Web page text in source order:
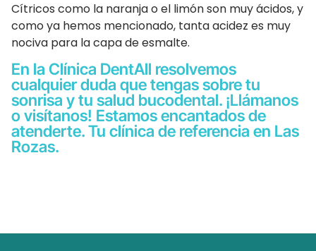
Cítricos como la naranja o el limón son muy ácidos, y
como ya hemos mencionado, tanta acidez es muy
nociva para la capa de esmalte.
En la Clínica DentAll resolvemos
cualquier duda que tengas sobre tu
sonrisa y tu salud bucodental. ¡Llámanos
o visítanos! Estamos encantados de
atenderte. Tu clínica de referencia en Las
Rozas.